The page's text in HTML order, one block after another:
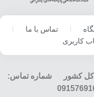
تماس با ما
کاربری
به کل کشور شماره تماس: